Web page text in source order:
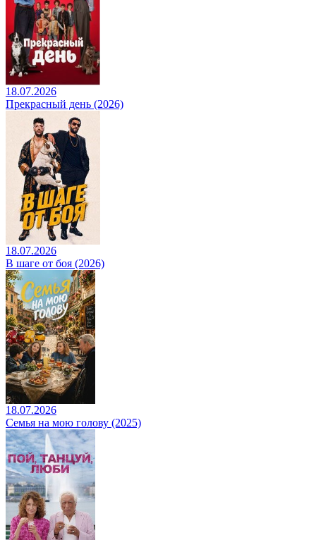
18.07.2026
Прекрасный день (2026)
18.07.2026
В шаге от боя (2026)
18.07.2026
Семья на мою голову (2025)